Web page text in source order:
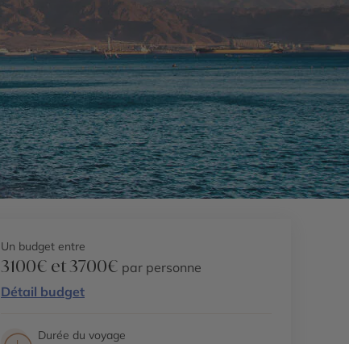
Un budget entre
3100€ et 3700€ par personne
Détail budget
Durée du voyage